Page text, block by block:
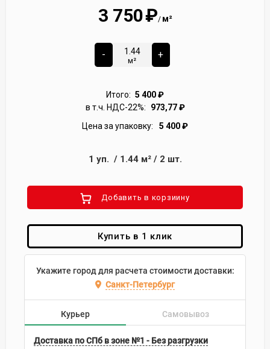
3 750₽/ м²
-
м²
+
Итого: 5 400₽
в т.ч. НДС-22%:
973,77₽
Цена за упаковку:
5 400₽
1 уп. / 1.44м²/ 2 шт.
Добавить в корзиину
Купить в 1 клик
Укажите город для расчета стоимости доставки:
Санкт-Петербург
Курьер Самовывоз
Доставка по СПб в зоне №1 - Без разгрузки